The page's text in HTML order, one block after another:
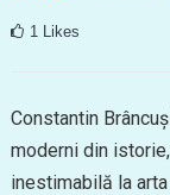
1 Likes
Constantin
moderni din
inestimabilă la